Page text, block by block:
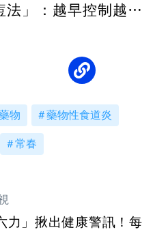
法」：越早控制越能
物 藥物性食道炎
常春
力」揪出健康警訊！每